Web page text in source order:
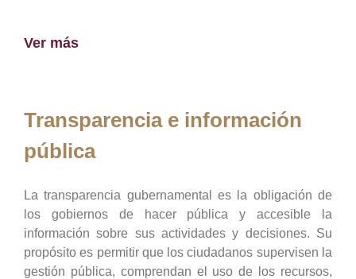
Ver más
Transparencia e información
pública
La transparencia gubernamental es la obligación de
los gobiernos de hacer pública y accesible la
información sobre sus actividades y decisiones. Su
propósito es permitir que los ciudadanos supervisen la
gestión pública, comprendan el uso de los recursos,